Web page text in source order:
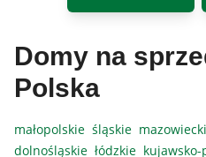
Domy na
Polska
małopolskie śląskie
dolnośląskie łódzkie